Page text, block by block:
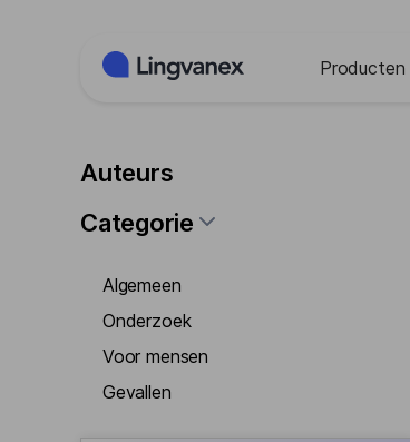
Producten
Auteurs
Categorie
Algemeen
Onderzoek
Voor mensen
Gevallen